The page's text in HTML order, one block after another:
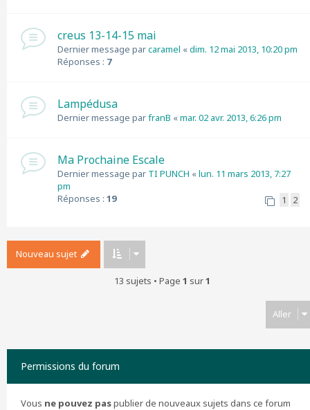
creus 13-14-15 mai
Dernier message parcaramel «dim. 12 mai 2013, 10:20 pm
Réponses : 7
Lampédusa
Dernier message parfranB «mar. 02 avr. 2013, 6:26 pm
Ma Prochaine Escale
Dernier message par TI PUNCH «lun. 11 mars 2013, 7:27
pm
Réponses : 19 1 2
Nouveau sujet
13 sujets • Page 1 sur1
Aller
Permissions du forum
Vous ne pouvez paspublier de nouveaux sujets dans ce forum